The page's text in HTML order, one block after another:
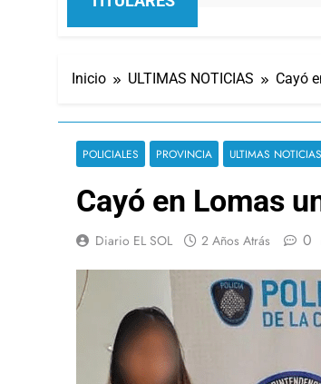
Inicio ULTIMAS NOTICIAS Cayó
POLICIALES PROVINCIA ULTIMAS NOTICIAS
Cayó en Lomas
Diario EL SOL 2 Años Atrás 0